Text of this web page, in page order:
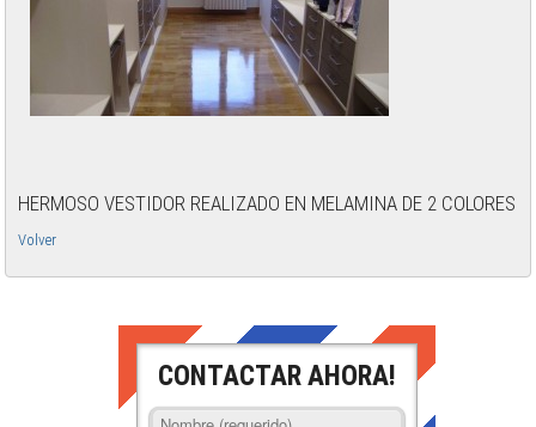
HERMOSO VESTIDOR REALIZADO EN MELAMINA DE 2 COLORES
Volver
CONTACTAR AHORA!